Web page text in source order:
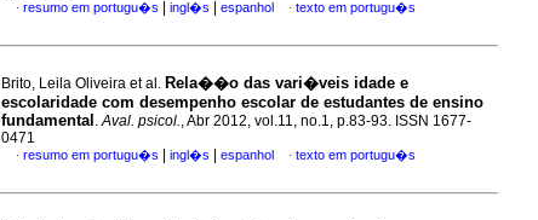
· resumo em portugu�s ingl�s espanhol · texto em portugu�s
Brito, Leila Oliveira et al. Rela��o das vari�veis idade e
escolaridade com desempenho escolar de estudantes de ensino
fundamental .Aval. psicol., Abr 2012, vol.11, no.1, p.83-93. ISSN 1677-
0471
· resumo em portugu�s ingl�s espanhol · texto em portugu�s